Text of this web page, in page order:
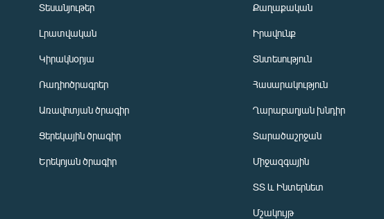
Տեսանյութեր
Լրատվական
Կիրակնօրյա
Ռադիոծրագրեր
Առավոտյան ծրագիր
Ցերեկային ծրագիր
Երեկոյան ծրագիր
Քաղաքական
Իրավունք
Տնտեսություն
Հասարակություն
Ղարաբաղյան խնդիր
Տարածաշրջան
Միջազգային
ՏՏ և Ինտերնետ
Մշակույթ